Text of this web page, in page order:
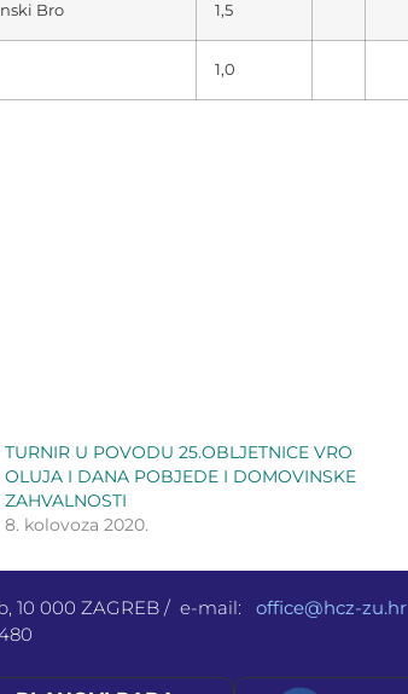
Bro 1,5
1,0
TURNIR U POVODU 25.OBLJETNICE VRO
OLUJA I DANA POBJEDE I DOMOVINSKE
ZAHVALNOSTI
8. kolovoza 2020.
10 000 ZAGREB / e-mail: office@hcz-zu.hr